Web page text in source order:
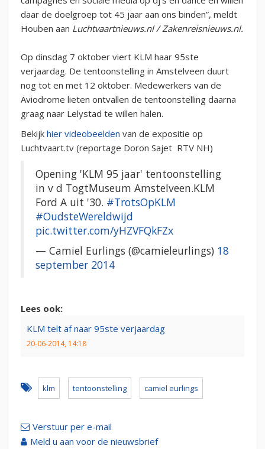
daar de doelgroep tot 45 jaar aan ons binden”, meldt
Houben aan Luchtvaartnieuws.nl / Zakenreisnieuws.nl.
Op dinsdag 7 oktober viert KLM haar 95ste
verjaardag. De tentoonstelling in Amstelveen duurt
nog tot en met 12 oktober. Medewerkers van de
Aviodrome lieten ontvallen de tentoonstelling daarna
graag naar Lelystad te willen halen.
Bekijk hier videobeelden van de expositie op
Luchtvaart.tv (reportage Doron Sajet RTV NH)
Opening 'KLM 95 jaar' tentoonstelling
in v d TogtMuseum Amstelveen.KLM
Ford A uit '30. #TrotsOpKLM
#OudsteWereldwijd
pic.twitter.com/yHZVFQkFZx
— Camiel Eurlings (@camieleurlings) 18
september 2014
Lees ook:
KLM telt af naar 95ste verjaardag
20-06-2014, 14:18
klm tentoonstelling camiel eurlings
Verstuur per e-mail
Meld u aan voor de nieuwsbrief